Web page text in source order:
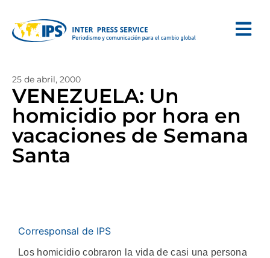
25 de abril, 2000
VENEZUELA: Un
homicidio por hora en
vacaciones de Semana
Santa
Corresponsal de IPS
Los homicidio cobraron la vida de casi una persona